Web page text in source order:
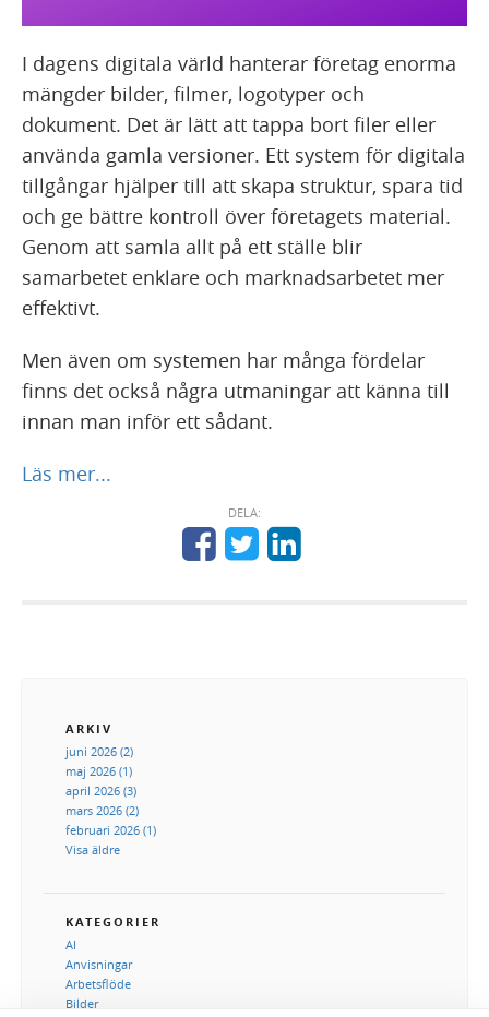
I dagens digitala värld hanterar företag enorma
mängder bilder, filmer, logotyper och
dokument. Det är lätt att tappa bort filer eller
använda gamla versioner. Ett system för digitala
tillgångar hjälper till att skapa struktur, spara tid
och ge bättre kontroll över företagets material.
Genom att samla allt på ett ställe blir
samarbetet enklare och marknadsarbetet mer
effektivt.
Men även om systemen har många fördelar
finns det också några utmaningar att känna till
innan man inför ett sådant.
Läs mer...
DELA:
ARKIV
juni 2026 (2)
maj 2026 (1)
april 2026 (3)
mars 2026 (2)
februari 2026 (1)
Visa äldre
KATEGORIER
AI
Anvisningar
Arbetsflöde
Bilder